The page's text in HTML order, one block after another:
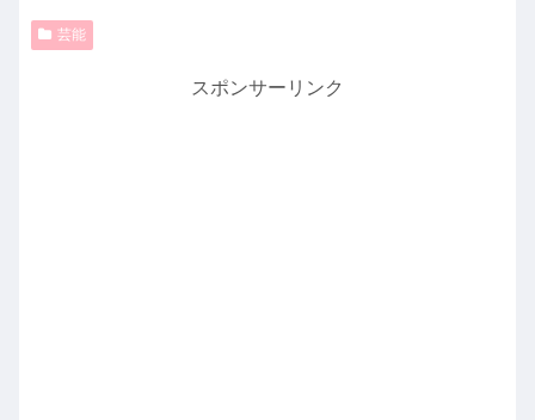
芸能
スポンサーリンク